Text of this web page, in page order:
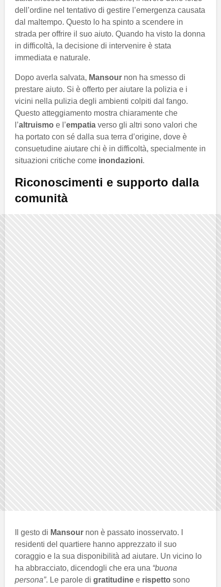
dell’ordine nel tentativo di gestire l’emergenza causata
dal maltempo. Questo lo ha spinto a scendere in
strada per offrire il suo aiuto. Quando ha visto la donna
in difficoltà, la decisione di intervenire è stata
immediata e naturale.
Dopo averla salvata, Mansour non ha smesso di
prestare aiuto. Si è offerto per aiutare la polizia e i
vicini nella pulizia degli ambienti colpiti dal fango.
Questo atteggiamento mostra chiaramente che
l’altruismo e l’empatia verso gli altri sono valori che
ha portato con sé dalla sua terra d’origine, dove è
consuetudine aiutare chi è in difficoltà, specialmente in
situazioni critiche come inondazioni.
Riconoscimenti e supporto dalla
comunità
Il gesto di Mansour non è passato inosservato. I
residenti del quartiere hanno apprezzato il suo
coraggio e la sua disponibilità ad aiutare. Un vicino lo
ha abbracciato, dicendogli che era una “buona
persona”. Le parole di gratitudine e rispetto sono